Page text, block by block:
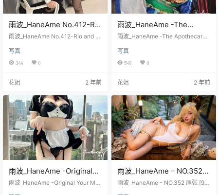
雨波_HaneAme No.412-Rio
and DongTang Selfie
雨波_HaneAme No.412-Rio and D
写真
344 0
花姐 2 年前
雨波_HaneAme -The
Apothecary Diaries
少女的呢喃）[35P/283M]
雨波_HaneAme -The Apothecary
少女的呢喃）[35P/283M]
写真
548 0
花姐 2 年前
雨波_HaneAme -Original
Your Maid 原创 [36P/217M]
雨波_HaneAme -Original Your Mai
雨波_HaneAme – NO.352
尾张 [92P/294M]
雨波_HaneAme - NO.352 尾张 [92